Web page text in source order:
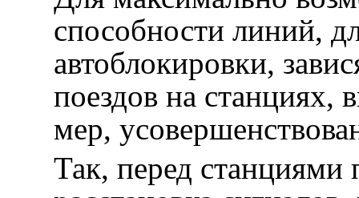
способности линий,
автоблокировки,
поездов на станциях,
мер,
Так, перед станциями